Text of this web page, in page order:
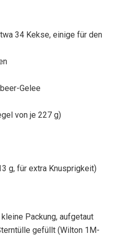
34 Kekse, einige für den
Gelee
von je 227 g)
g, für extra Knusprigkeit)
Packung, aufgetaut
gefüllt (Wilton 1M-